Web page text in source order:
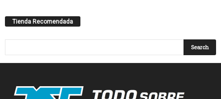
Tienda Recomendada